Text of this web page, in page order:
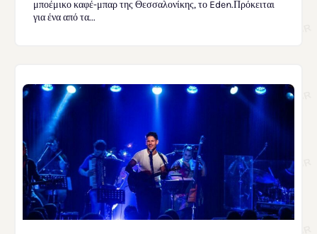
μποέμικο καφέ-μπαρ της Θεσσαλονίκης, το Eden.Πρόκειται
για ένα από τα...